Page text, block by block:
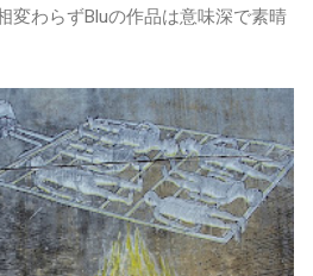
変わらずBluの作品は意味深で素晴